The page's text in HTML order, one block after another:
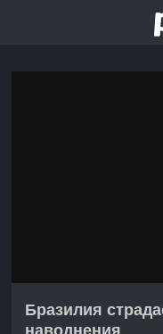
Бразилия